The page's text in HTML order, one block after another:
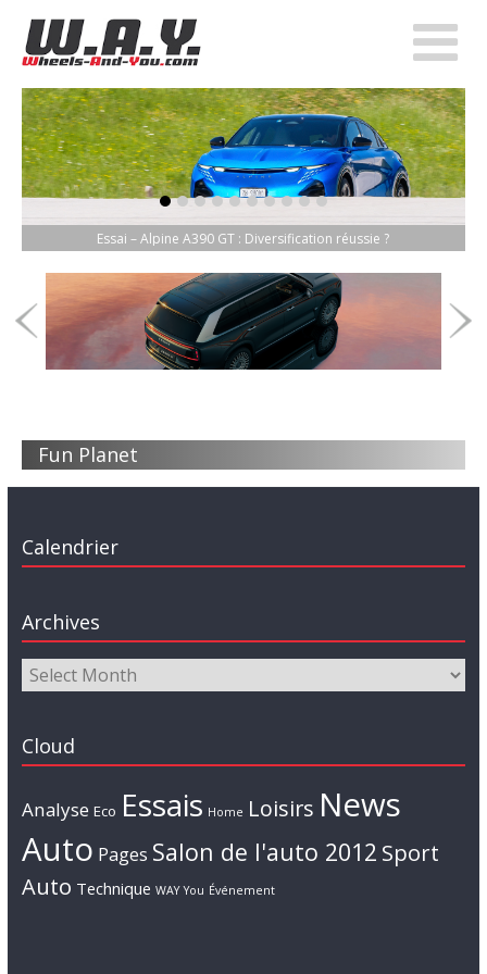
Essai – Alpine A390 GT : Diversification réussie ?
item-0
item-1
item-2
item-3
item-4
item-5
item-6
item-7
item-8
item-9
Fun Planet
Calendrier
Archives
Cloud
Analyse Eco Essais Home Loisirs News
Auto Pages Salon de l'auto 2012 Sport
Auto Technique WAY You Événement